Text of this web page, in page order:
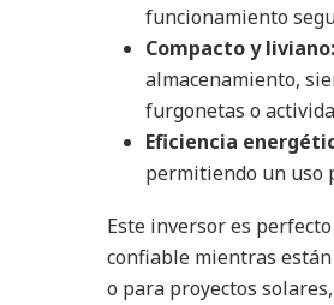
funcionamiento
Compacto y liviano:
almacenamiento,
furgonetas o
Eficiencia
permitiendo un uso
Este inversor es
confiable mientras están
o para proyectos